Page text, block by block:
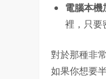
電腦本機
裡，只要
對於那種非
如果你想要